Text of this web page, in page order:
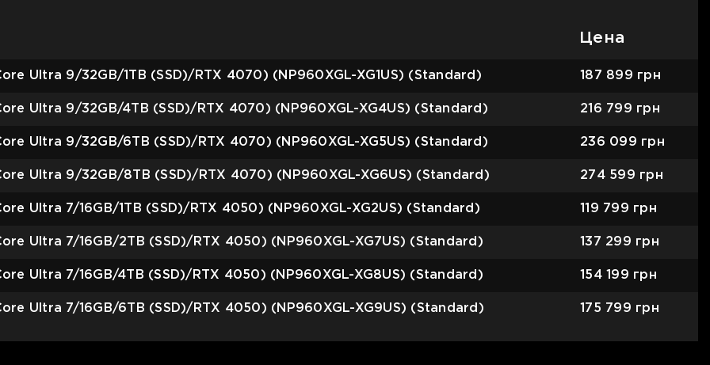
Цена
Ultra 9/32GB/1TB (SSD)/RTX 4070) (NP960XGL-XG1US) (Standard) 187 899 грн
Ultra 9/32GB/4TB (SSD)/RTX 4070) (NP960XGL-XG4US) (Standard) 216 799 грн
Ultra 9/32GB/6TB (SSD)/RTX 4070) (NP960XGL-XG5US) (Standard) 236 099 грн
Ultra 9/32GB/8TB (SSD)/RTX 4070) (NP960XGL-XG6US) (Standard) 274 599 грн
Ultra 7/16GB/1TB (SSD)/RTX 4050) (NP960XGL-XG2US) (Standard) 119 799 грн
Ultra 7/16GB/2TB (SSD)/RTX 4050) (NP960XGL-XG7US) (Standard) 137 299 грн
Ultra 7/16GB/4TB (SSD)/RTX 4050) (NP960XGL-XG8US) (Standard) 154 199 грн
Ultra 7/16GB/6TB (SSD)/RTX 4050) (NP960XGL-XG9US) (Standard) 175 799 грн